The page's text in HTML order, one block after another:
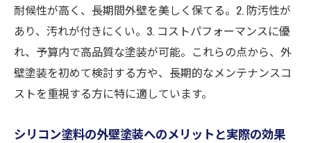
影響するか
外壁塗装シリコン塗料各種の寿命と選び方
外壁塗装の長持ちにはシリコン塗料が有効
な理由
シリコン塗料で外壁塗装の耐久性を高める
耐候性が高く、長期間外壁を美しく保てる。2. 防汚性が
あり、汚れが付きにくい。3. コストパフォーマンスに優
れ、予算内で高品質な塗装が可能。これらの点から、外
壁塗装を初めて検討する方や、長期的なメンテナンスコ
ストを重視する方に特に適しています。
シリコン塗料の外壁塗装へのメリットと実際の効果